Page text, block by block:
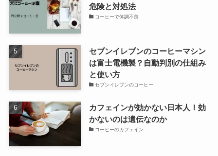
危険と対処法
コーヒーで体調不良
セブンイレブンのコーヒーマシン
は富士電機製？自動判別の仕組み
と使い方
セブンイレブンのコーヒー
カフェインが効かない日本人！効
かないのは遺伝なのか
コーヒーのカフェイン